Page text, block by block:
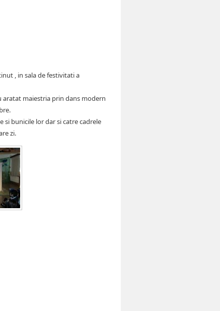
, in sala de festivitati a
aratat maiestria prin dans modern
si bunicile lor dar si catre cadrele
zi.